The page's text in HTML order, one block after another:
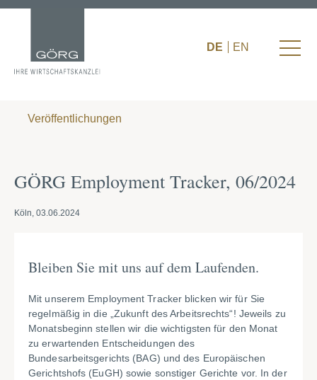
DE EN
Veröffentlichungen
GÖRG Employment Tracker, 06/2024
Köln, 03.06.2024
Bleiben Sie mit uns auf dem Laufenden.
Mit unserem Employment Tracker blicken wir für Sie
regelmäßig in die „Zukunft des Arbeitsrechts“! Jeweils zu
Monatsbeginn stellen wir die wichtigsten für den Monat
zu erwartenden Entscheidungen des
Bundesarbeitsgerichts (BAG) und des Europäischen
Gerichtshofs (EuGH) sowie sonstiger Gerichte vor. In der